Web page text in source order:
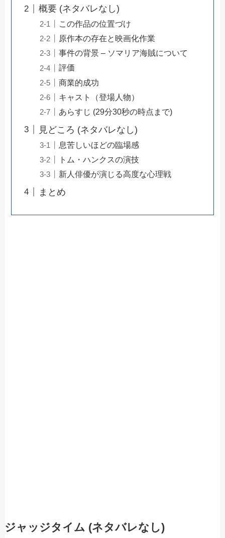
概要 (ネタバレなし)
この作品の位置づけ
原作本の存在と映画化作業
事件の背景 – ソマリア海賊について
評価
商業的成功
キャスト（登場人物）
あらすじ (29分30秒の時点まで)
見どころ (ネタバレなし)
息苦しいほどの臨場感
トム・ハンクスの演技
新人俳優が演じる高度な心理戦
まとめ
ジャッジタイム (ネタバレなし)